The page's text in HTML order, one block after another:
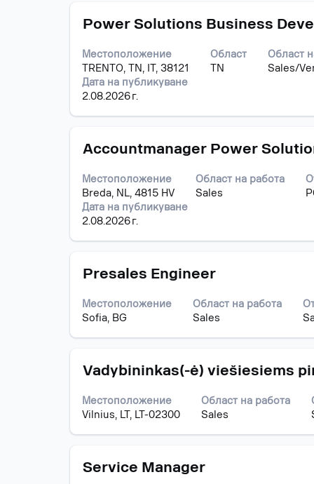
съдържание
информацията
за
задание.
Позиция
Power Solutions Business
Местоположение
TRENTO, TN, IT, 38121
Област
TN
Област
Sales/
Дата на публикуване
2.08.2026 г.
Изберете
бутона
за
интервал,
за
прегледате
съдържание
информацията
за
задание.
Позиция
Accountmanager Power
Местоположение
Breda, NL, 4815 HV
Област на работа
Sales
Дата на публикуване
2.08.2026 г.
Изберете
бутона
за
интервал,
за
прегледате
съдържание
информацията
за
задание.
Позиция
Presales Engineer
Местоположение
Sofia, BG
Област на работа
Sales
Изберете
бутона
за
интервал,
за
прегледате
съдържание
на
информацията
за
Позиция
Vadybininkas(-ė) viešiesiems
Местоположение
Vilnius, LT, LT-02300
Област на работа
Sales
Изберете
бутона
за
интервал,
за
прегледате
Позиция
Service Manager
Изберете